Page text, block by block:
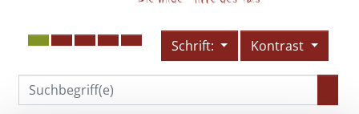
Schrift: Kontrast